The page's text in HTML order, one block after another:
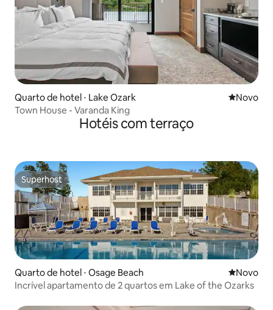
Quarto de hotel ⋅ Lake Ozark Novo
Novo
Town House - Varanda King
Hotéis com terraço
Superhost
Superhost
Quarto de hotel ⋅ Osage Beach Novo
Novo
Incrível apartamento de 2 quartos em Lake of the Ozarks